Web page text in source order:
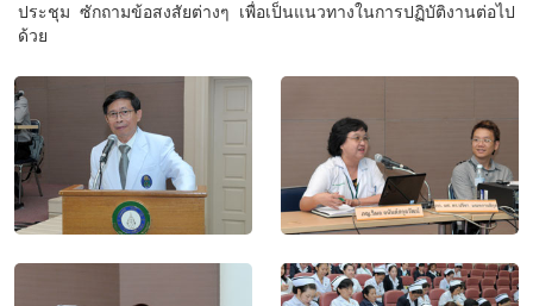
ประชุม ซักถามข้อสงสัยต่างๆ เพื่อเป็นแนวทางในการปฏิบัติงานต่อไป
ด้วย